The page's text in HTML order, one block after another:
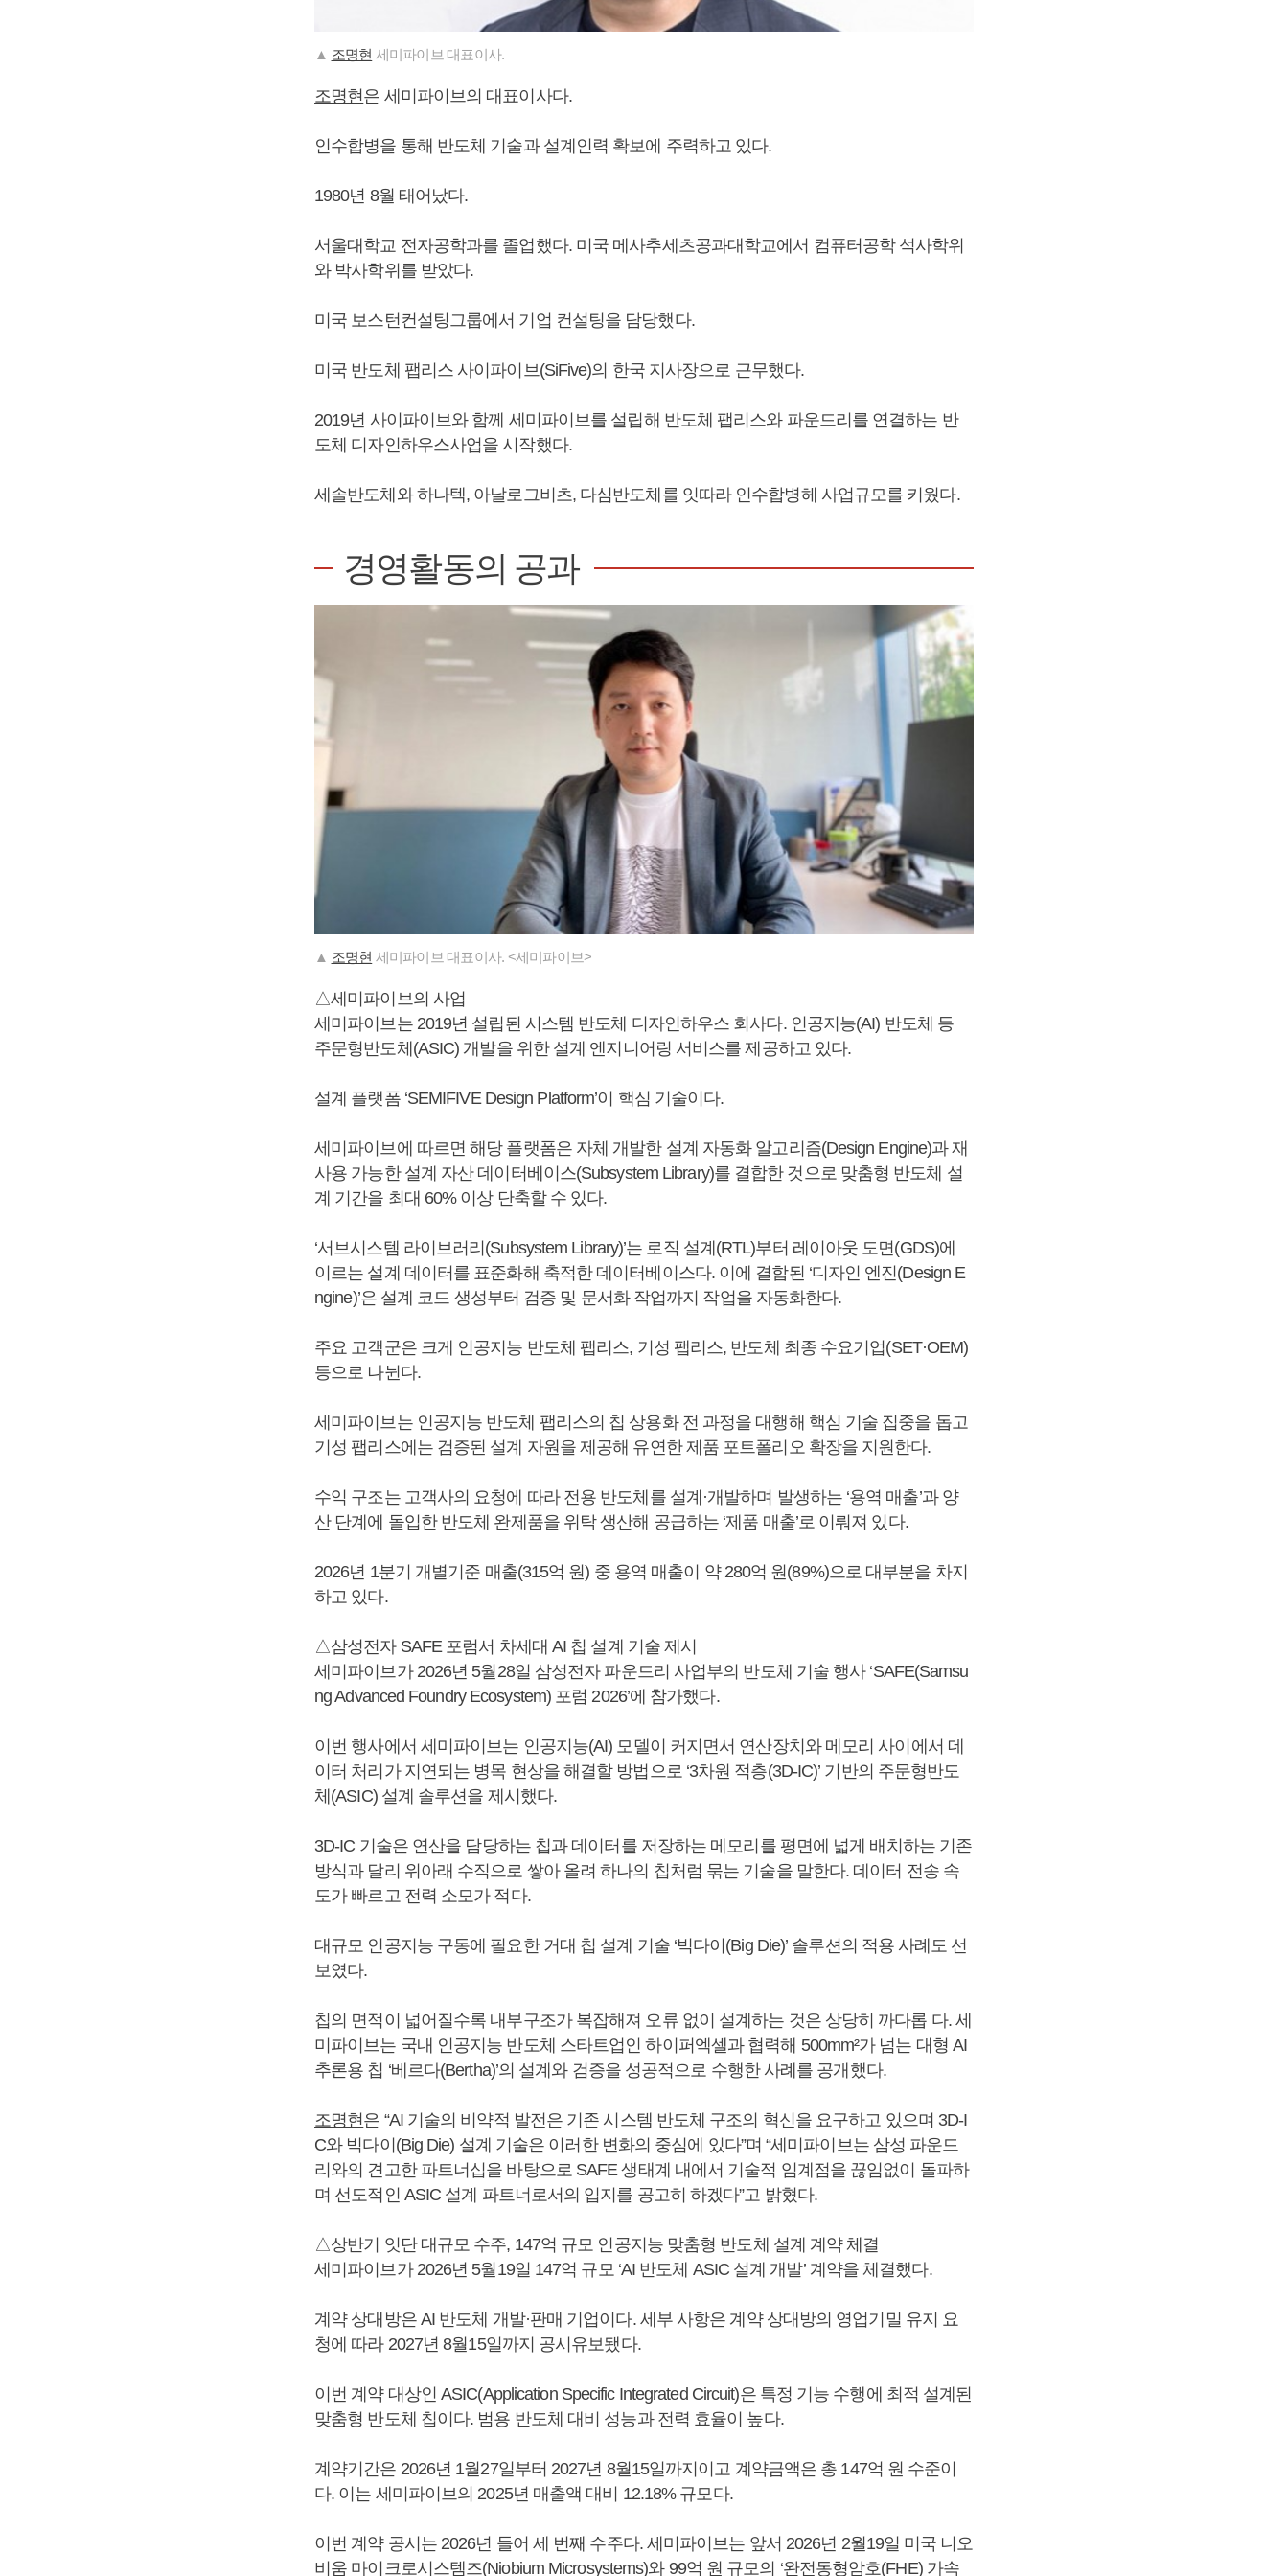
▲ 조명현 세미파이브 대표이사.
조명현은 세미파이브의 대표이사다.
인수합병을 통해 반도체 기술과 설계인력 확보에 주력하고 있다.
1980년 8월 태어났다.
서울대학교 전자공학과를 졸업했다. 미국 메사추세츠공과대학교에서 컴퓨터공학 석사학위
와 박사학위를 받았다.
미국 보스턴컨설팅그룹에서 기업 컨설팅을 담당했다.
미국 반도체 팹리스 사이파이브(SiFive)의 한국 지사장으로 근무했다.
2019년 사이파이브와 함께 세미파이브를 설립해 반도체 팹리스와 파운드리를 연결하는 반
도체 디자인하우스사업을 시작했다.
세솔반도체와 하나텍, 아날로그비츠, 다심반도체를 잇따라 인수합병헤 사업규모를 키웠다.
경영활동의 공과
▲ 조명현 세미파이브 대표이사. <세미파이브>
△세미파이브의 사업
세미파이브는 2019년 설립된 시스템 반도체 디자인하우스 회사다. 인공지능(AI) 반도체 등
주문형반도체(ASIC) 개발을 위한 설계 엔지니어링 서비스를 제공하고 있다.
설계 플랫폼 ‘SEMIFIVE Design Platform’이 핵심 기술이다.
세미파이브에 따르면 해당 플랫폼은 자체 개발한 설계 자동화 알고리즘(Design Engine)과 재
사용 가능한 설계 자산 데이터베이스(Subsystem Library)를 결합한 것으로 맞춤형 반도체 설
계 기간을 최대 60% 이상 단축할 수 있다.
‘서브시스템 라이브러리(Subsystem Library)’는 로직 설계(RTL)부터 레이아웃 도면(GDS)에
이르는 설계 데이터를 표준화해 축적한 데이터베이스다. 이에 결합된 ‘디자인 엔진(Design E
ngine)’은 설계 코드 생성부터 검증 및 문서화 작업까지 작업을 자동화한다.
주요 고객군은 크게 인공지능 반도체 팹리스, 기성 팹리스, 반도체 최종 수요기업(SET·OEM)
등으로 나뉜다.
세미파이브는 인공지능 반도체 팹리스의 칩 상용화 전 과정을 대행해 핵심 기술 집중을 돕고
기성 팹리스에는 검증된 설계 자원을 제공해 유연한 제품 포트폴리오 확장을 지원한다.
수익 구조는 고객사의 요청에 따라 전용 반도체를 설계·개발하며 발생하는 ‘용역 매출’과 양
산 단계에 돌입한 반도체 완제품을 위탁 생산해 공급하는 ‘제품 매출’로 이뤄져 있다.
2026년 1분기 개별기준 매출(315억 원) 중 용역 매출이 약 280억 원(89%)으로 대부분을 차지
하고 있다.
△삼성전자 SAFE 포럼서 차세대 AI 칩 설계 기술 제시
세미파이브가 2026년 5월28일 삼성전자 파운드리 사업부의 반도체 기술 행사 ‘SAFE(Samsu
ng Advanced Foundry Ecosystem) 포럼 2026’에 참가했다.
이번 행사에서 세미파이브는 인공지능(AI) 모델이 커지면서 연산장치와 메모리 사이에서 데
이터 처리가 지연되는 병목 현상을 해결할 방법으로 ‘3차원 적층(3D-IC)’ 기반의 주문형반도
체(ASIC) 설계 솔루션을 제시했다.
3D-IC 기술은 연산을 담당하는 칩과 데이터를 저장하는 메모리를 평면에 넓게 배치하는 기존
방식과 달리 위아래 수직으로 쌓아 올려 하나의 칩처럼 묶는 기술을 말한다. 데이터 전송 속
도가 빠르고 전력 소모가 적다.
대규모 인공지능 구동에 필요한 거대 칩 설계 기술 ‘빅다이(Big Die)’ 솔루션의 적용 사례도 선
보였다.
칩의 면적이 넓어질수록 내부구조가 복잡해져 오류 없이 설계하는 것은 상당히 까다롭 다. 세
미파이브는 국내 인공지능 반도체 스타트업인 하이퍼엑셀과 협력해 500mm²가 넘는 대형 AI
추론용 칩 ‘베르다(Bertha)’의 설계와 검증을 성공적으로 수행한 사례를 공개했다.
조명현은 “AI 기술의 비약적 발전은 기존 시스템 반도체 구조의 혁신을 요구하고 있으며 3D-I
C와 빅다이(Big Die) 설계 기술은 이러한 변화의 중심에 있다”며 “세미파이브는 삼성 파운드
리와의 견고한 파트너십을 바탕으로 SAFE 생태계 내에서 기술적 임계점을 끊임없이 돌파하
며 선도적인 ASIC 설계 파트너로서의 입지를 공고히 하겠다”고 밝혔다.
△상반기 잇단 대규모 수주, 147억 규모 인공지능 맞춤형 반도체 설계 계약 체결
세미파이브가 2026년 5월19일 147억 규모 ‘AI 반도체 ASIC 설계 개발’ 계약을 체결했다.
계약 상대방은 AI 반도체 개발·판매 기업이다. 세부 사항은 계약 상대방의 영업기밀 유지 요
청에 따라 2027년 8월15일까지 공시유보됐다.
이번 계약 대상인 ASIC(Application Specific Integrated Circuit)은 특정 기능 수행에 최적 설계된
맞춤형 반도체 칩이다. 범용 반도체 대비 성능과 전력 효율이 높다.
계약기간은 2026년 1월27일부터 2027년 8월15일까지이고 계약금액은 총 147억 원 수준이
다. 이는 세미파이브의 2025년 매출액 대비 12.18% 규모다.
이번 계약 공시는 2026년 들어 세 번째 수주다. 세미파이브는 앞서 2026년 2월19일 미국 니오
비움 마이크로시스템즈(Niobium Microsystems)와 99억 원 규모의 ‘완전동형암호(FHE) 가속